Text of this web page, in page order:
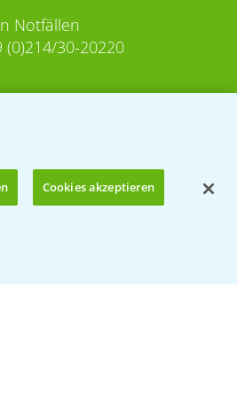
Notfällen
(0)214/30-20220
Cookies akzeptieren